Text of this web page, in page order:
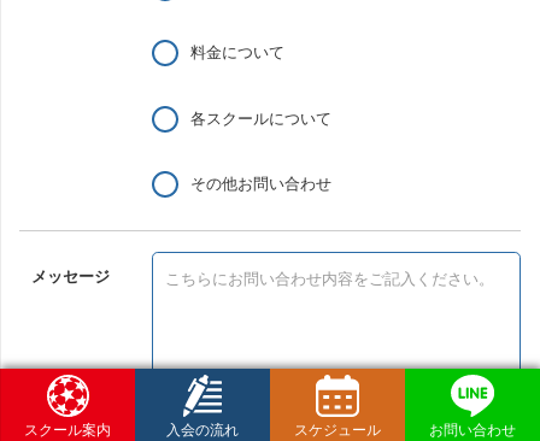
料金について
各スクールについて
その他お問い合わせ
メッセージ
スクール案内 入会の流れ スケジュール お問い合わせ